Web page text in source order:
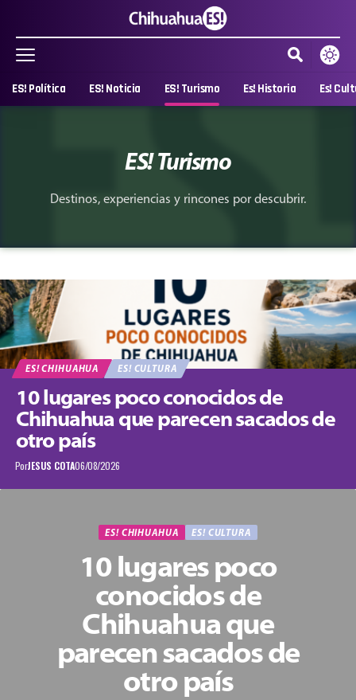
ES! Política ES! Noticia ES! Turismo Es! Historia Es!
ES! Turismo
Destinos, experiencias y rincones por descubrir.
ES! CHIHUAHUA ES! CULTURA
10 lugares poco conocidos de
Chihuahua que parecen sacados de
otro país
PorJESUS COTA06/08/2026
ES! CHIHUAHUA ES! CULTURA
10 lugares poco
conocidos de
Chihuahua que
parecen sacados de
otro país